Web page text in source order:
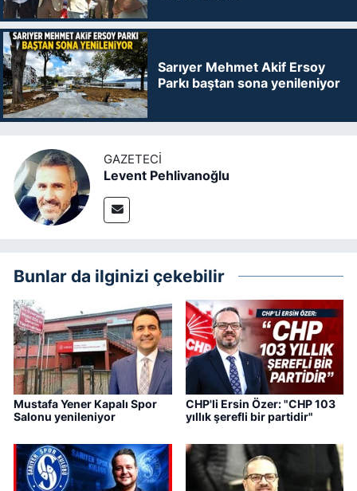
Sarıyer Mehmet Akif Ersoy
Parkı baştan sona yenileniyor
GAZETECI
Levent Pehlivanoğlu
Bunlar da ilginizi çekebilir
Mustafa Yener Kapalı Spor
Salonu yenileniyor
CHP'li Ersin Özer: "CHP 103
yıllık şerefli bir partidir"